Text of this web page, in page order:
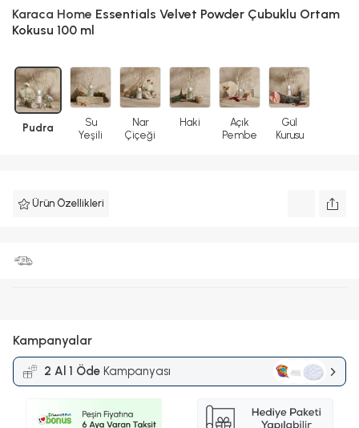
Karaca Home Essentials Velvet Powder Çubuklu Ortam
Kokusu 100 ml
Pudra
Su
Yeşili
Nar
Çiçeği
Haki
Açık
Pembe
Gül
Kurusu
Ürün Özellikleri
Kampanyalar
2 Al 1 Öde Kampanyası